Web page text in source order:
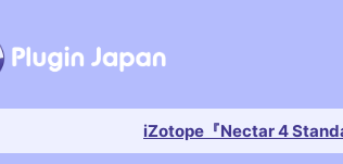
iZotope『Nectar 4